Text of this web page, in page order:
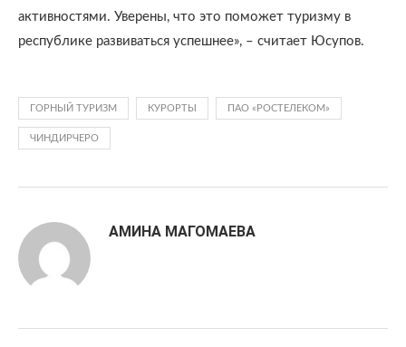
активностями. Уверены, что это поможет туризму в
республике развиваться успешнее», – считает Юсупов.
ГОРНЫЙ ТУРИЗМ КУРОРТЫ ПАО «РОСТЕЛЕКОМ»
ЧИНДИРЧЕРО
АМИНА МАГОМАЕВА